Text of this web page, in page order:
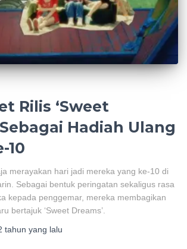
Rilis ‘Sweet
Hadiah Ulang
10
merayakan hari jadi mereka yang ke-10 di
Sebagai bentuk peringatan sekaligus rasa
kepada penggemar, mereka membagikan
bertajuk ‘Sweet Dreams’.
tahun yang lalu